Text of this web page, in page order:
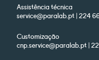
Assistência técnica
service@paralab.pt | 224
Customização
cnp.service@paralab.pt |